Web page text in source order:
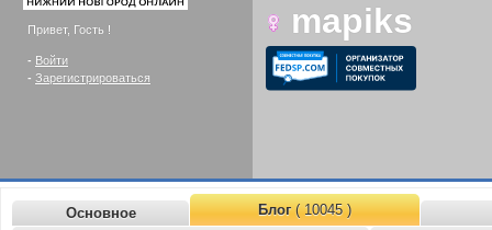
Привет, Гость !
- Войти
- Зарегистрироваться
mapiks
Основное Блог( 10045 )